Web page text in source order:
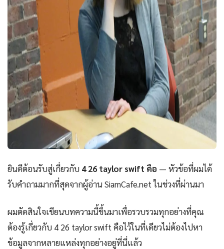
ยินดีต้อนรับสู่เกี่ยวกับ 4 26 taylor swift คือ — หัวข้อที่ผมได้
รับคำถามมากที่สุดจากผู้อ่าน SiamCafe.net ในช่วงที่ผ่านมา
ผมตัดสินใจเขียนบทความนี้ขึ้นมาเพื่อรวบรวมทุกอย่างที่คุณ
ต้องรู้เกี่ยวกับ 4 26 taylor swift คือไว้ในที่เดียวไม่ต้องไปหา
ข้อมูลจากหลายแหล่งทุกอย่างอยู่ที่นี่แล้ว